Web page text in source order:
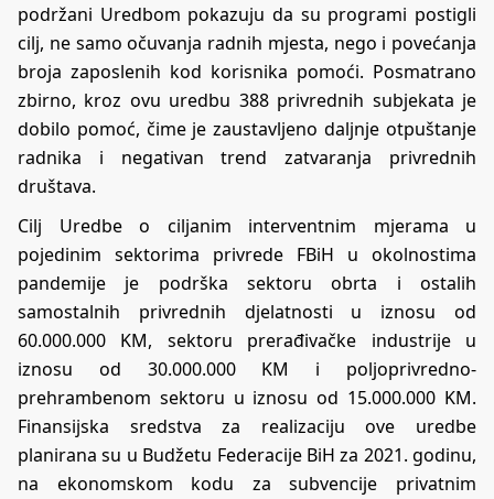
podržani Uredbom pokazuju da su programi postigli
cilj, ne samo očuvanja radnih mjesta, nego i povećanja
broja zaposlenih kod korisnika pomoći. Posmatrano
zbirno, kroz ovu uredbu 388 privrednih subjekata je
dobilo pomoć, čime je zaustavljeno daljnje otpuštanje
radnika i negativan trend zatvaranja privrednih
društava.
Cilj Uredbe o ciljanim interventnim mjerama u
pojedinim sektorima privrede FBiH u okolnostima
pandemije je podrška sektoru obrta i ostalih
samostalnih privrednih djelatnosti u iznosu od
60.000.000 KM, sektoru prerađivačke industrije u
iznosu od 30.000.000 KM i poljoprivredno-
prehrambenom sektoru u iznosu od 15.000.000 KM.
Finansijska sredstva za realizaciju ove uredbe
planirana su u Budžetu Federacije BiH za 2021. godinu,
na ekonomskom kodu za subvencije privatnim